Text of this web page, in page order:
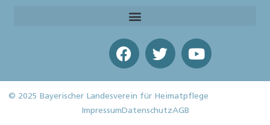
© 2025 Bayerischer Landesverein für Heimatpflege
ImpressumDatenschutzAGB